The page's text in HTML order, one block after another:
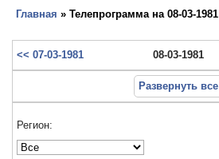
Главная » Телепрограмма на 08-03-1981
<< 07-03-1981 08-03-1981
Развернуть все
Регион: